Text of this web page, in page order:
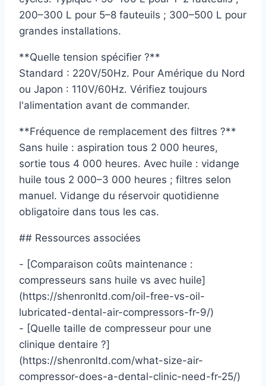
200–300 L pour 5–8 fauteuils ; 300–500 L pour
grandes installations.
**Quelle tension spécifier ?**
Standard : 220V/50Hz. Pour Amérique du Nord
ou Japon : 110V/60Hz. Vérifiez toujours
l'alimentation avant de commander.
**Fréquence de remplacement des filtres ?**
Sans huile : aspiration tous 2 000 heures,
sortie tous 4 000 heures. Avec huile : vidange
huile tous 2 000–3 000 heures ; filtres selon
manuel. Vidange du réservoir quotidienne
obligatoire dans tous les cas.
## Ressources associées
- [Comparaison coûts maintenance :
compresseurs sans huile vs avec huile]
(https://shenronltd.com/oil-free-vs-oil-
lubricated-dental-air-compressors-fr-9/)
- [Quelle taille de compresseur pour une
clinique dentaire ?]
(https://shenronltd.com/what-size-air-
compressor-does-a-dental-clinic-need-fr-25/)